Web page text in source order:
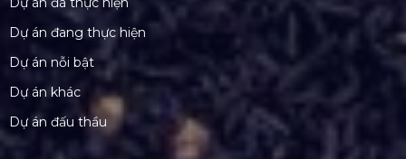
Dự án đang thực hiện
Dự án nỗi bật
Dự án khác
Dự án đấu thầu